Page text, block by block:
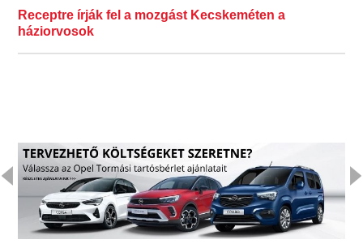
Receptre írják fel a mozgást Kecskeméten a
háziorvosok